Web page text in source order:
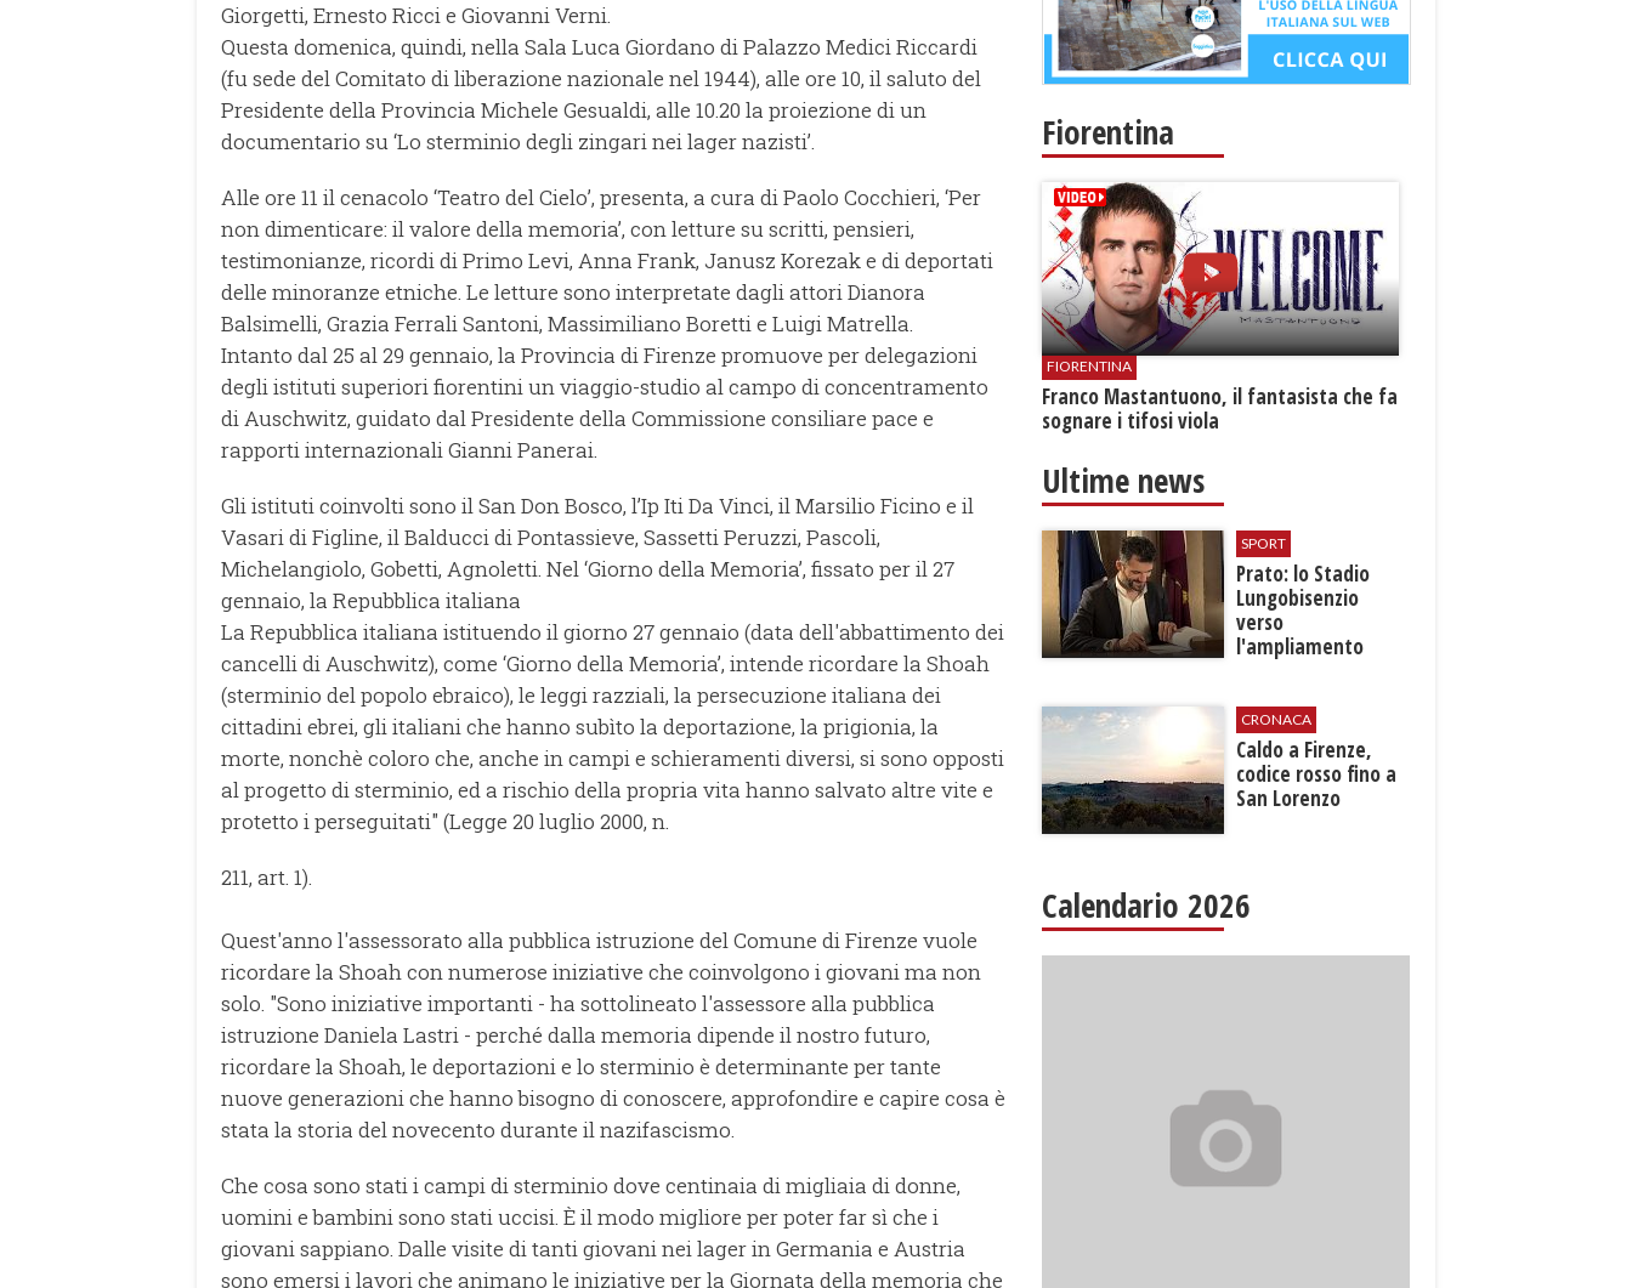
Giorgetti, Ernesto Ricci e Giovanni Verni.
Questa domenica, quindi, nella Sala Luca Giordano di Palazzo Medici Riccardi
(fu sede del Comitato di liberazione nazionale nel 1944), alle ore 10, il saluto del
Presidente della Provincia Michele Gesualdi, alle 10.20 la proiezione di un
documentario su ‘Lo sterminio degli zingari nei lager nazisti’.
Alle ore 11 il cenacolo ‘Teatro del Cielo’, presenta, a cura di Paolo Cocchieri, ‘Per
non dimenticare: il valore della memoria’, con letture su scritti, pensieri,
testimonianze, ricordi di Primo Levi, Anna Frank, Janusz Korezak e di deportati
delle minoranze etniche. Le letture sono interpretate dagli attori Dianora
Balsimelli, Grazia Ferrali Santoni, Massimiliano Boretti e Luigi Matrella.
Intanto dal 25 al 29 gennaio, la Provincia di Firenze promuove per delegazioni
degli istituti superiori fiorentini un viaggio-studio al campo di concentramento
di Auschwitz, guidato dal Presidente della Commissione consiliare pace e
rapporti internazionali Gianni Panerai.
Gli istituti coinvolti sono il San Don Bosco, l’Ip Iti Da Vinci, il Marsilio Ficino e il
Vasari di Figline, il Balducci di Pontassieve, Sassetti Peruzzi, Pascoli,
Michelangiolo, Gobetti, Agnoletti. Nel ‘Giorno della Memoria’, fissato per il 27
gennaio, la Repubblica italiana
La Repubblica italiana istituendo il giorno 27 gennaio (data dell'abbattimento dei
cancelli di Auschwitz), come ‘Giorno della Memoria’, intende ricordare la Shoah
(sterminio del popolo ebraico), le leggi razziali, la persecuzione italiana dei
cittadini ebrei, gli italiani che hanno subìto la deportazione, la prigionia, la
morte, nonchè coloro che, anche in campi e schieramenti diversi, si sono opposti
al progetto di sterminio, ed a rischio della propria vita hanno salvato altre vite e
protetto i perseguitati" (Legge 20 luglio 2000, n.
211, art. 1).
Quest'anno l'assessorato alla pubblica istruzione del Comune di Firenze vuole
ricordare la Shoah con numerose iniziative che coinvolgono i giovani ma non
solo. "Sono iniziative importanti - ha sottolineato l'assessore alla pubblica
istruzione Daniela Lastri - perché dalla memoria dipende il nostro futuro,
ricordare la Shoah, le deportazioni e lo sterminio è determinante per tante
nuove generazioni che hanno bisogno di conoscere, approfondire e capire cosa è
stata la storia del novecento durante il nazifascismo.
Che cosa sono stati i campi di sterminio dove centinaia di migliaia di donne,
uomini e bambini sono stati uccisi. È il modo migliore per poter far sì che i
giovani sappiano. Dalle visite di tanti giovani nei lager in Germania e Austria
sono emersi i lavori che animano le iniziative per la Giornata della memoria che
Fiorentina
FIORENTINA
Franco Mastantuono, il fantasista che fa
sognare i tifosi viola
Ultime news
SPORT
Prato: lo Stadio
Lungobisenzio
verso
l'ampliamento
CRONACA
Caldo a Firenze,
codice rosso fino a
San Lorenzo
Calendario 2026